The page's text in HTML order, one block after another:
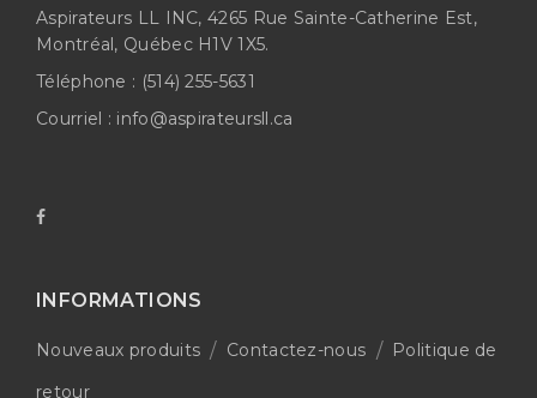
Aspirateurs LL INC, 4265 Rue Sainte-Catherine Est,
Montréal, Québec H1V 1X5.
Téléphone : (514) 255-5631
Courriel : info@aspirateursll.ca
INFORMATIONS
Nouveaux produits Contactez-nous
Politique de
retour